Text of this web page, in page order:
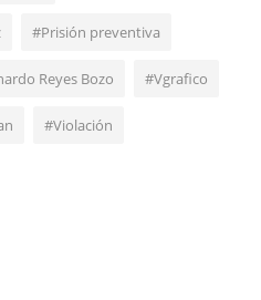
#Prisión preventiva
Reyes Bozo #Vgrafico
#Violación